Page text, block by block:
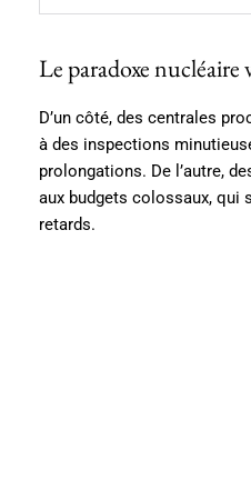
Le paradoxe
D’un côté, des centrales
à des inspections
prolongations. De l’autre,
aux budgets colossaux, qui
retards.